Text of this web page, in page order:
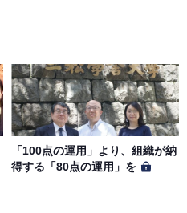
「100点の運用」より、組織が納
得する「80点の運用」を